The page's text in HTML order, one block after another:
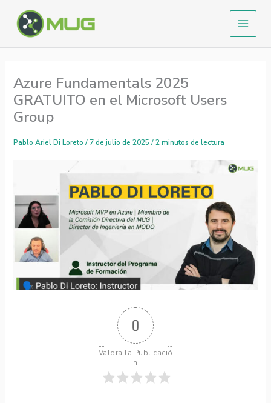
contenido
Azure Fundamentals 2025
GRATUITO en el Microsoft Users
Group
Pablo Ariel Di Loreto / 7 de julio de 2025/2 minutos de lectura
0
Valora la Publicació
n